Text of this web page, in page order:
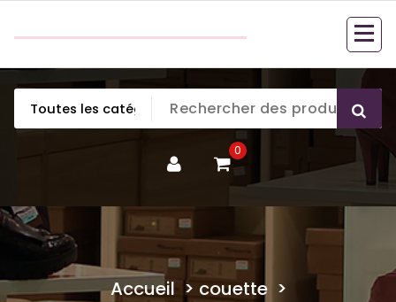
0
Accueil> couette>